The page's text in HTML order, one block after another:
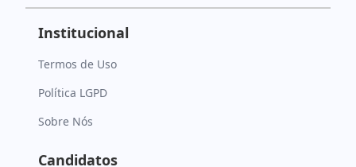
Institucional
Termos de Uso
Política LGPD
Sobre Nós
Candidatos